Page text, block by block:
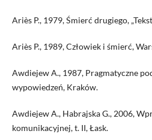
Ariès P., 1979, Śmierć drugiego,
Ariès P., 1989, Człowiek i śmierć,
Awdiejew A., 1987, Pragmatyczne
wypowiedzeń, Kraków.
Awdiejew A., Habrajska G., 2006,
komunikacyjnej, t. II, Łask.